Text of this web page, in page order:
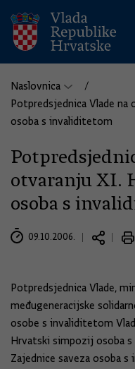
Naslovnica
Potpredsjednica Vlade
osoba s invaliditetom
otvaranju XI.
osoba s
09.10.2006.
Potpredsjednica Vlade,
međugeneracijske
osobe s invaliditetom
Hrvatski simpozij osoba
Zajednice saveza osoba